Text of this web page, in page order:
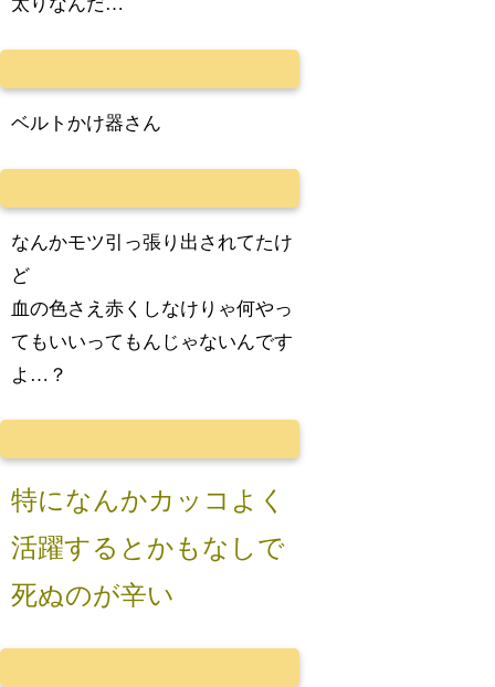
太りなんだ…
ベルトかけ器さん
なんかモツ引っ張り出されてたけ
ど
血の色さえ赤くしなけりゃ何やっ
てもいいってもんじゃないんです
よ…？
特になんかカッコよく
活躍するとかもなしで
死ぬのが辛い